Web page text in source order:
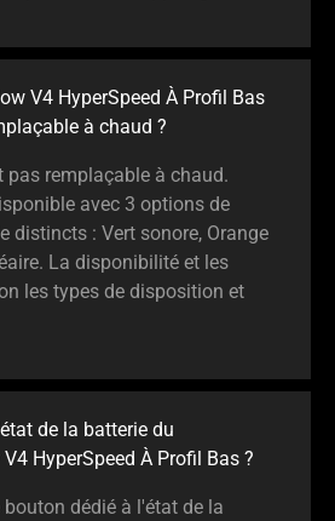
V4 HyperSpeed À Profil Bas
à chaud ?
pas remplaçable à chaud.
avec 3 options de
distincts : Vert sonore, Orange
La disponibilité et les
les types de disposition et
de la batterie du
HyperSpeed À Profil Bas ?
bouton dédié à l'état de la